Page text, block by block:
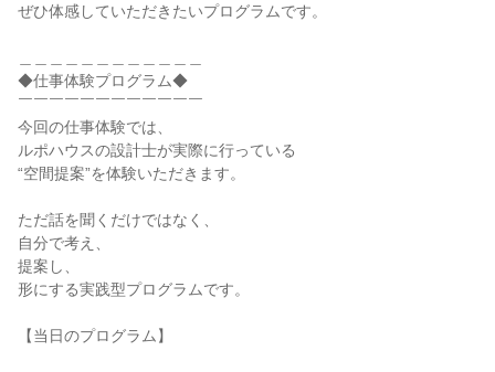
ぜひ体感していただきたいプログラムです。
◆仕事体験プログラム◆
￣￣￣￣￣￣￣￣￣￣￣￣
今回の仕事体験では、
ルポハウスの設計士が実際に行っている
“空間提案”を体験いただきます。
ただ話を聞くだけではなく、
自分で考え、
提案し、
形にする実践型プログラムです。
【当日のプログラム】